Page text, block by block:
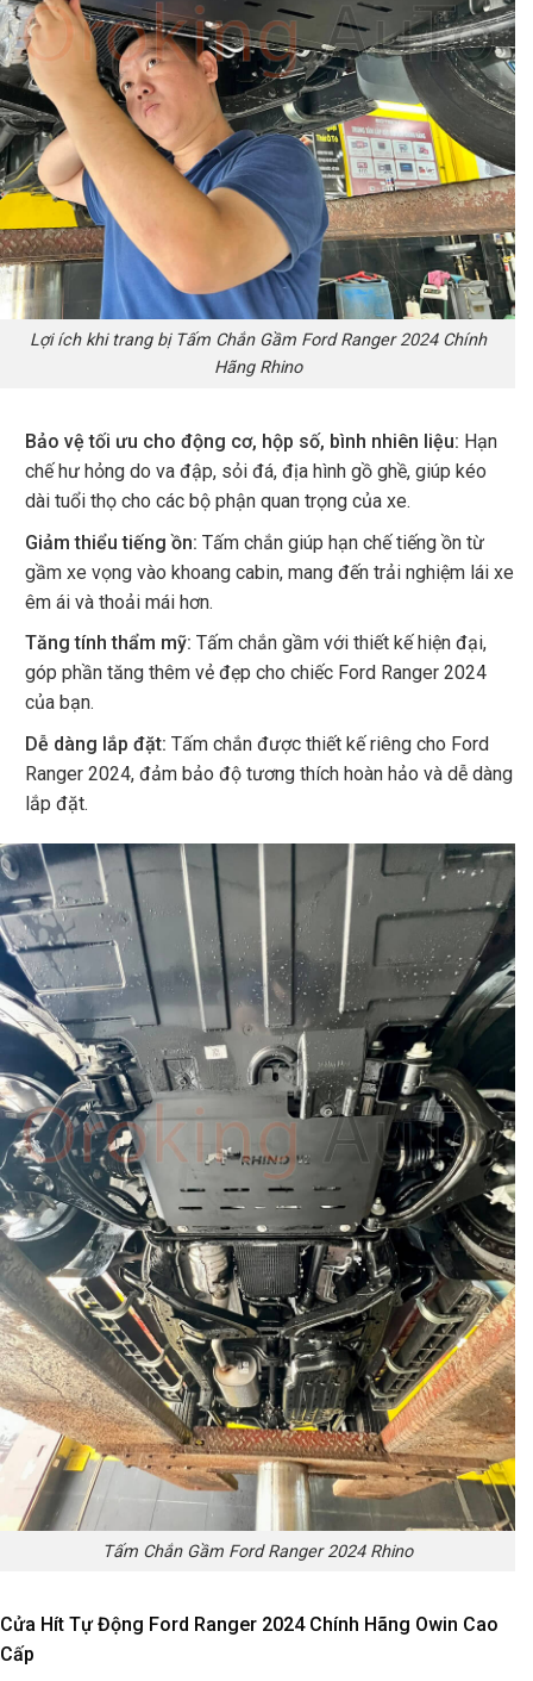
Lợi ích khi trang bị Tấm Chắn Gầm Ford Ranger 2024 Chính
Hãng Rhino
Bảo vệ tối ưu cho động cơ, hộp số, bình nhiên liệu: Hạn
chế hư hỏng do va đập, sỏi đá, địa hình gồ ghề, giúp kéo
dài tuổi thọ cho các bộ phận quan trọng của xe.
Giảm thiểu tiếng ồn: Tấm chắn giúp hạn chế tiếng ồn từ
gầm xe vọng vào khoang cabin, mang đến trải nghiệm lái xe
êm ái và thoải mái hơn.
Tăng tính thẩm mỹ: Tấm chắn gầm với thiết kế hiện đại,
góp phần tăng thêm vẻ đẹp cho chiếc Ford Ranger 2024
của bạn.
Dễ dàng lắp đặt: Tấm chắn được thiết kế riêng cho Ford
Ranger 2024, đảm bảo độ tương thích hoàn hảo và dễ dàng
lắp đặt.
Tấm Chắn Gầm Ford Ranger 2024 Rhino
Cửa Hít Tự Động Ford Ranger 2024 Chính Hãng Owin Cao
Cấp